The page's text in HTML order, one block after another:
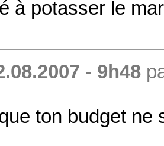
à potasser le
- 9h48
ton budget ne